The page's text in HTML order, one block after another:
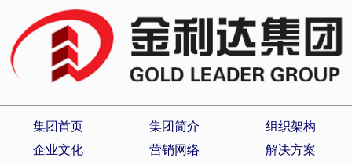
集团首页 集团简介
组织架构
企业文化
营销网络
解决方案